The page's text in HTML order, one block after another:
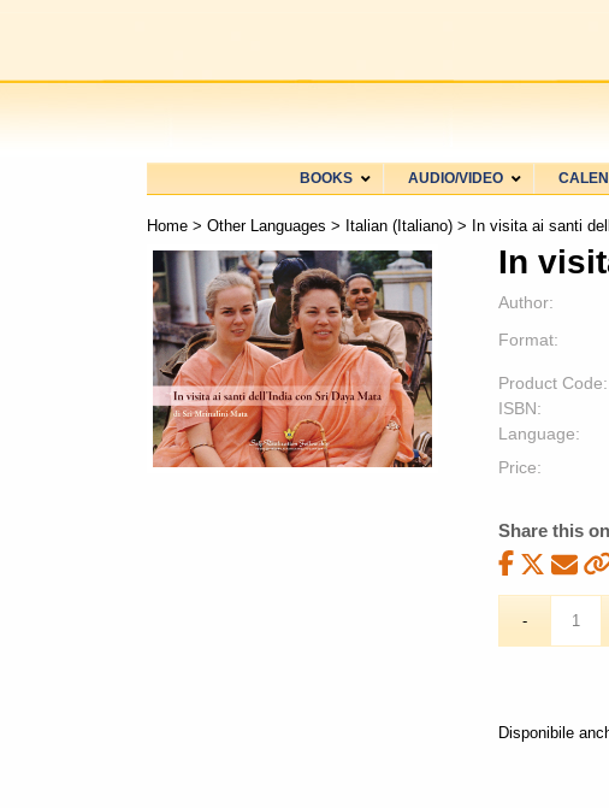
BOOKS AUDIO/VIDEO
Home > Other Languages > Italian (Italiano) > In visita ai santi
In
Author:
Format:
Product Code:
ISBN:
Language:
Price:
Share this on
Disponibile